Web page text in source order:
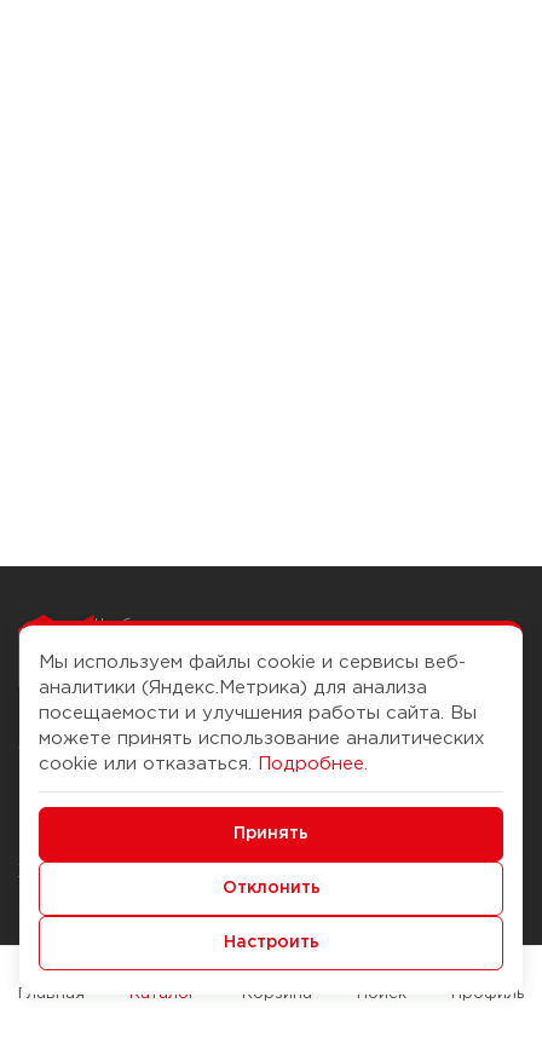
Чтобы вам легко
О компании
История Компании
Журнал
Наши марки
Брендирование
Помощь
Доставка и оплата
Способы оплаты
Служба контроля качества
Мы используем файлы cookie и сервисы веб-
аналитики (Яндекс.Метрика) для анализа
посещаемости и улучшения работы сайта. Вы
можете принять использование аналитических
cookie или отказаться.
Подробнее
Принять
Отклонить
Настроить
Главная Каталог Корзина Поиск Профиль